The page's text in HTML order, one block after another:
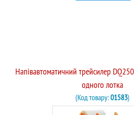
Напівавтоматичний трейсилер
одного лотка
(Код товару:01583)